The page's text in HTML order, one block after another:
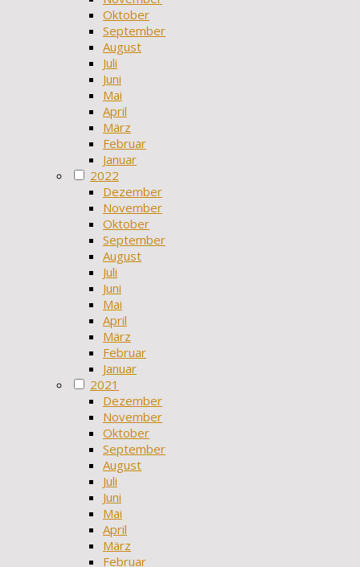
Oktober
September
August
Juli
Juni
Mai
April
März
Februar
Januar
2022
Dezember
November
Oktober
September
August
Juli
Juni
Mai
April
März
Februar
Januar
2021
Dezember
November
Oktober
September
August
Juli
Juni
Mai
April
März
Februar